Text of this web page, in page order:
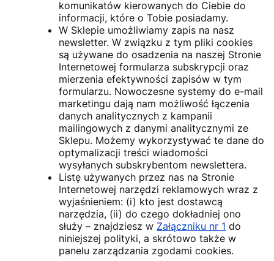
komunikatów kierowanych do Ciebie do
informacji, które o Tobie posiadamy.
W Sklepie umożliwiamy zapis na nasz
newsletter. W związku z tym pliki cookies
są używane do osadzenia na naszej Stronie
Internetowej formularza subskrypcji oraz
mierzenia efektywności zapisów w tym
formularzu. Nowoczesne systemy do e-mail
marketingu dają nam możliwość łączenia
danych analitycznych z kampanii
mailingowych z danymi analitycznymi ze
Sklepu. Możemy wykorzystywać te dane do
optymalizacji treści wiadomości
wysyłanych subskrybentom newslettera.
Listę używanych przez nas na Stronie
Internetowej narzędzi reklamowych wraz z
wyjaśnieniem: (i) kto jest dostawcą
narzędzia, (ii) do czego dokładniej ono
służy – znajdziesz w Załączniku nr 1 do
niniejszej polityki, a skrótowo także w
panelu zarządzania zgodami cookies.